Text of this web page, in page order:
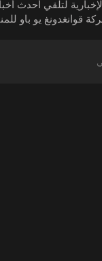
لتلقي أحدث
قوانغدونغ يو باو